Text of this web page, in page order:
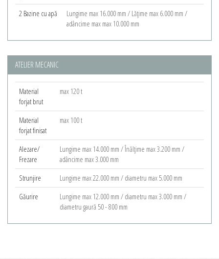
2 Bazine cu apă
Lungime max 16.000 mm / Lăţime max 6.000 mm /
adâncime max max 10.000 mm
ATELIER MECANIC
Material
forjat brut
max 120 t
Material
forjat finisat
max 100 t
Alezare/
Frezare
Lungime max 14.000 mm / Înălţime max 3.200 mm /
adâncime max 3.000 mm
Strunjire
Lungime max 22.000 mm / diametru max 5.000 mm
Găurire
Lungime max 12.000 mm / diametru max 3.000 mm /
diametru gaură 50 - 800 mm